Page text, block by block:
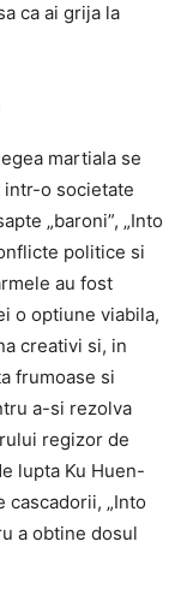
ca ai grija la
martiala se
intr-o societate
„baroni”, „Into
politice si
au fost
o optiune viabila,
creativi si, in
frumoase si
a-si rezolva
regizor de
lupta Ku Huen-
„Into
a obtine dosul